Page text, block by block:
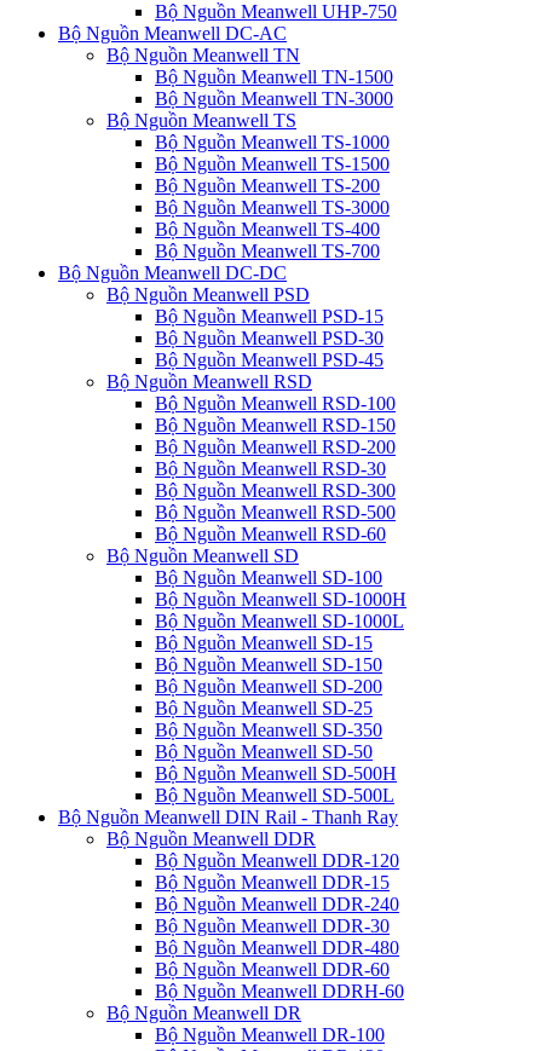
Bộ Nguồn Meanwell UHP-750
Bộ Nguồn Meanwell DC-AC
Bộ Nguồn Meanwell TN
Bộ Nguồn Meanwell TN-1500
Bộ Nguồn Meanwell TN-3000
Bộ Nguồn Meanwell TS
Bộ Nguồn Meanwell TS-1000
Bộ Nguồn Meanwell TS-1500
Bộ Nguồn Meanwell TS-200
Bộ Nguồn Meanwell TS-3000
Bộ Nguồn Meanwell TS-400
Bộ Nguồn Meanwell TS-700
Bộ Nguồn Meanwell DC-DC
Bộ Nguồn Meanwell PSD
Bộ Nguồn Meanwell PSD-15
Bộ Nguồn Meanwell PSD-30
Bộ Nguồn Meanwell PSD-45
Bộ Nguồn Meanwell RSD
Bộ Nguồn Meanwell RSD-100
Bộ Nguồn Meanwell RSD-150
Bộ Nguồn Meanwell RSD-200
Bộ Nguồn Meanwell RSD-30
Bộ Nguồn Meanwell RSD-300
Bộ Nguồn Meanwell RSD-500
Bộ Nguồn Meanwell RSD-60
Bộ Nguồn Meanwell SD
Bộ Nguồn Meanwell SD-100
Bộ Nguồn Meanwell SD-1000H
Bộ Nguồn Meanwell SD-1000L
Bộ Nguồn Meanwell SD-15
Bộ Nguồn Meanwell SD-150
Bộ Nguồn Meanwell SD-200
Bộ Nguồn Meanwell SD-25
Bộ Nguồn Meanwell SD-350
Bộ Nguồn Meanwell SD-50
Bộ Nguồn Meanwell SD-500H
Bộ Nguồn Meanwell SD-500L
Bộ Nguồn Meanwell DIN Rail - Thanh Ray
Bộ Nguồn Meanwell DDR
Bộ Nguồn Meanwell DDR-120
Bộ Nguồn Meanwell DDR-15
Bộ Nguồn Meanwell DDR-240
Bộ Nguồn Meanwell DDR-30
Bộ Nguồn Meanwell DDR-480
Bộ Nguồn Meanwell DDR-60
Bộ Nguồn Meanwell DDRH-60
Bộ Nguồn Meanwell DR
Bộ Nguồn Meanwell DR-100